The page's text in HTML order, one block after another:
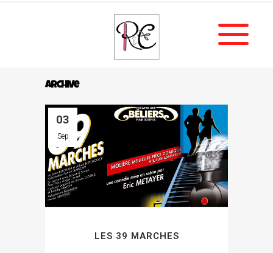
Archive
03
Sep
LES 39 MARCHES